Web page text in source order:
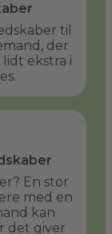
til
der
ekstra i
En stor
med en
kan
det giver